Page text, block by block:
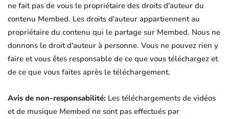
ne fait pas de vous le propriétaire des droits d'auteur du
contenu Membed. Les droits d'auteur appartiennent au
propriétaire du contenu qui le partage sur Membed. Nous ne
donnons le droit d'auteur à personne. Vous ne pouvez rien y
faire et vous êtes responsable de ce que vous téléchargez et
de ce que vous faites après le téléchargement.
Avis de non-responsabilité: Les téléchargements de vidéos
et de musique Membed ne sont pas effectués par